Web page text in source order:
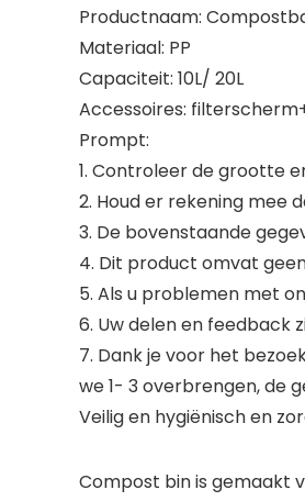
Productnaam:
Materiaal: PP
Capaciteit: 10L/ 20L
Accessoires:
Prompt:
1. Controleer de grootte
2. Houd er rekening mee
3. De bovenstaande
4. Dit product omvat
5. Als u problemen met
6. Uw delen en feedback
7. Dank je voor het
we 1- 3 overbrengen, de
Veilig en hygiënisch en
Compost bin is gemaakt